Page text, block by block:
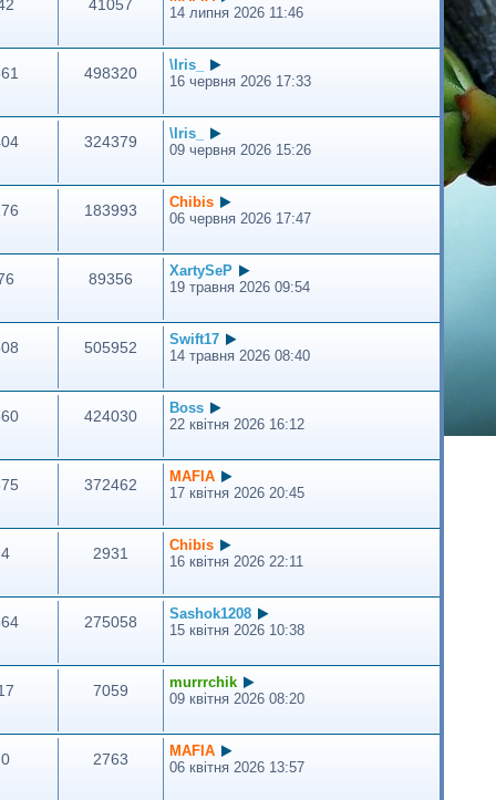
н
м
н
41057
14 липня 2026 11:46
498320
\Iris_
16 червня 2026 17:33
324379
\Iris_
09 червня 2026 15:26
183993
Сhibis
06 червня 2026 17:47
89356
XartySeP
19 травня 2026 09:54
505952
Swift17
14 травня 2026 08:40
424030
Boss
22 квітня 2026 16:12
372462
MAFIA
17 квітня 2026 20:45
4 2931
Сhibis
16 квітня 2026 22:11
275058
Sashok1208
15 квітня 2026 10:38
7059
murrrchik
09 квітня 2026 08:20
0 2763
MAFIA
06 квітня 2026 13:57